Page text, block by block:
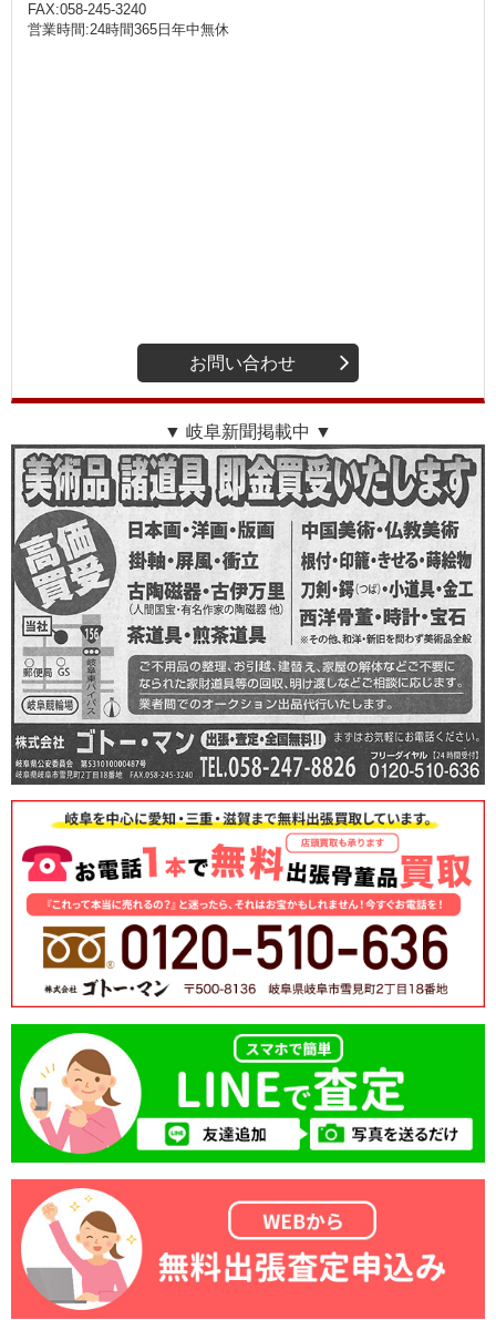
FAX:058-245-3240
営業時間:24時間365日年中無休
お問い合わせ
▼ 岐阜新聞掲載中 ▼